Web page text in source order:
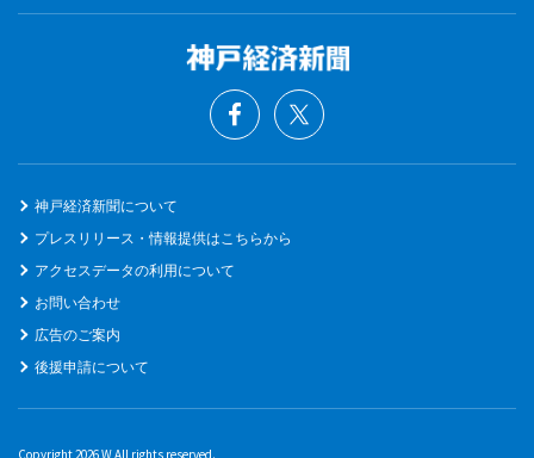
神戸経済新聞について
プレスリリース・情報提供はこちらから
アクセスデータの利用について
お問い合わせ
広告のご案内
後援申請について
Copyright 2026 W All rights reserved.